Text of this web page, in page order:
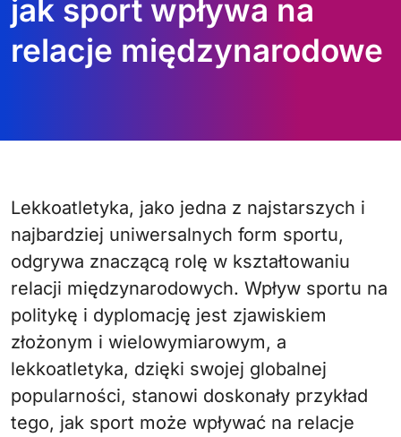
jak sport wpływa na
relacje międzynarodowe
Lekkoatletyka, jako jedna z najstarszych i
najbardziej uniwersalnych form sportu,
odgrywa znaczącą rolę w kształtowaniu
relacji międzynarodowych. Wpływ sportu na
politykę i dyplomację jest zjawiskiem
złożonym i wielowymiarowym, a
lekkoatletyka, dzięki swojej globalnej
popularności, stanowi doskonały przykład
tego, jak sport może wpływać na relacje